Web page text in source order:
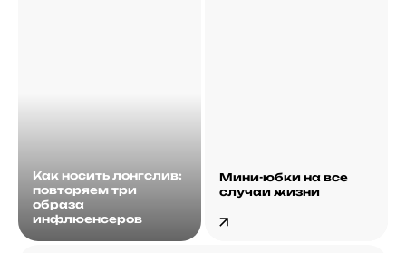
Как носить лонгслив:
повторяем три
образа
инфлюенсеров
Мини-юбки на все
случаи жизни